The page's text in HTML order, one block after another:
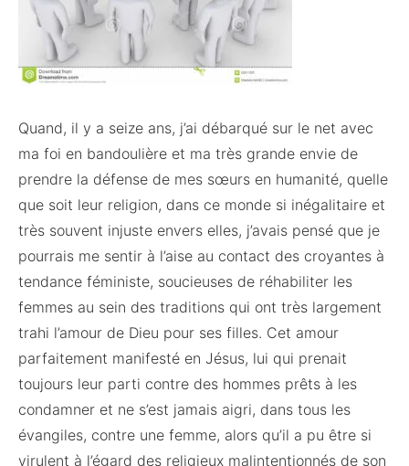
Quand, il y a seize ans, j’ai débarqué sur le net avec
ma foi en bandoulière et ma très grande envie de
prendre la défense de mes sœurs en humanité, quelle
que soit leur religion, dans ce monde si inégalitaire et
très souvent injuste envers elles, j’avais pensé que je
pourrais me sentir à l’aise au contact des croyantes à
tendance féministe, soucieuses de réhabiliter les
femmes au sein des traditions qui ont très largement
trahi l’amour de Dieu pour ses filles. Cet amour
parfaitement manifesté en Jésus, lui qui prenait
toujours leur parti contre des hommes prêts à les
condamner et ne s’est jamais aigri, dans tous les
évangiles, contre une femme, alors qu’il a pu être si
virulent à l’égard des religieux malintentionnés de son